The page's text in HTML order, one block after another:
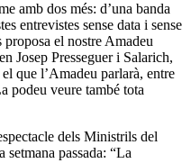
amb dos més: d’una banda
entrevistes sense data i sense
proposa el nostre Amadeu
Josep Presseguer i Salarich,
que l’Amadeu parlarà, entre
podeu veure també tota
dels Ministrils del
setmana passada: “La